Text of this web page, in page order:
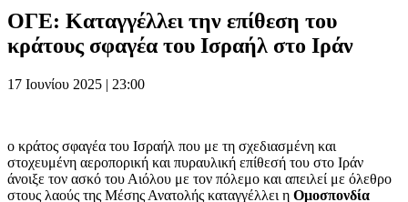
ΟΓΕ: Καταγγέλλει την επίθεση του
κράτους σφαγέα του Ισραήλ στο Ιράν
17 Ιουνίου 2025 | 23:00
ο κράτος σφαγέα του Ισραήλ που με τη σχεδιασμένη και
στοχευμένη αεροπορική και πυραυλική επίθεσή του στο Ιράν
άνοιξε τον ασκό του Αιόλου με τον πόλεμο και απειλεί με όλεθρο
στους λαούς της Μέσης Ανατολής καταγγέλλει η Ομοσπονδία